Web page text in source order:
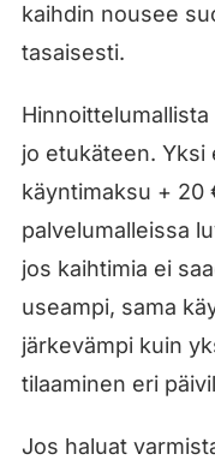
kaihdin nousee
tasaisesti.
jo etukäteen. Yksi
käyntimaksu + 20
palvelumalleissa
jos kaihtimia ei
useampi, sama
järkevämpi kuin
tilaaminen eri
Jos haluat